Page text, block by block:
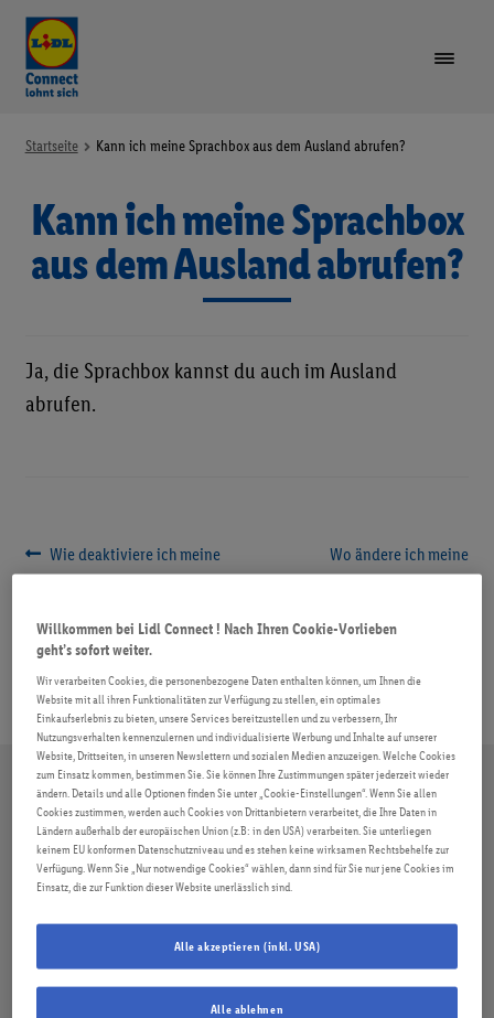
VORTEILE
TARIFE & GERÄTE
LIDL PLUS
SIM-KARTE REGISTRIEREN
Startseite Kann ich meine Sprachbox aus dem Ausland abrufen?
Kann ich meine Sprachbox
aus dem Ausland abrufen?
Ja, die Sprachbox kannst du auch im Ausland
abrufen.
Beitragsnavigation
Vorheriger
Beitrag:
Wie deaktiviere ich meine
Nächster
Beitrag:
Wo ändere ich meine
Willkommen bei Lidl Connect ! Nach Ihren Cookie-Vorlieben
geht’s sofort weiter.
Wir verarbeiten Cookies, die personenbezogene Daten enthalten können, um Ihnen die
Website mit all ihren Funktionalitäten zur Verfügung zu stellen, ein optimales
Einkaufserlebnis zu bieten, unsere Services bereitzustellen und zu verbessern, Ihr
Nutzungsverhalten kennenzulernen und individualisierte Werbung und Inhalte auf unserer
Website, Drittseiten, in unseren Newslettern und sozialen Medien anzuzeigen. Welche Cookies
zum Einsatz kommen, bestimmen Sie. Sie können Ihre Zustimmungen später jederzeit wieder
ändern. Details und alle Optionen finden Sie unter „Cookie-Einstellungen“. Wenn Sie allen
Cookies zustimmen, werden auch Cookies von Drittanbietern verarbeitet, die Ihre Daten in
Ländern außerhalb der europäischen Union (z.B: in den USA) verarbeiten. Sie unterliegen
keinem EU konformen Datenschutzniveau und es stehen keine wirksamen Rechtsbehelfe zur
Verfügung. Wenn Sie „Nur notwendige Cookies“ wählen, dann sind für Sie nur jene Cookies im
Einsatz, die zur Funktion dieser Website unerlässlich sind.
Alle ablehnen
Alle akzeptieren (inkl. USA)